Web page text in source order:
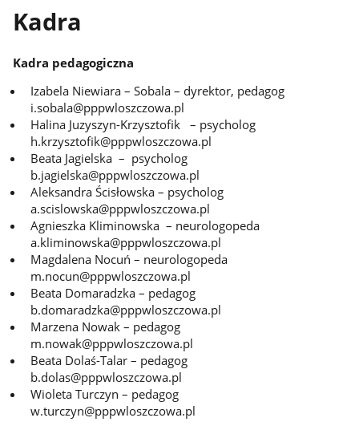
Kadra
Kadra pedagogiczna
Izabela Niewiara – Sobala – dyrektor, pedagog
i.sobala@pppwloszczowa.pl
Halina Juzyszyn-Krzysztofik – psycholog
h.krzysztofik@pppwloszczowa.pl
Beata Jagielska – psycholog
b.jagielska@pppwloszczowa.pl
Aleksandra Ścisłowska – psycholog
a.scislowska@pppwloszczowa.pl
Agnieszka Kliminowska – neurologopeda
a.kliminowska@pppwloszczowa.pl
Magdalena Nocuń – neurologopeda
m.nocun@pppwloszczowa.pl
Beata Domaradzka – pedagog
b.domaradzka@pppwloszczowa.pl
Marzena Nowak – pedagog
m.nowak@pppwloszczowa.pl
Beata Dolaś-Talar – pedagog
b.dolas@pppwloszczowa.pl
Wioleta Turczyn – pedagog
w.turczyn@pppwloszczowa.pl